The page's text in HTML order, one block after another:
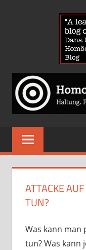
News
über
Homöopathie
und
Auge
GegnerATTACKE
TUN?
Was kann man
tun? Was kann